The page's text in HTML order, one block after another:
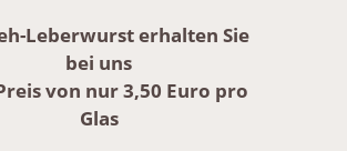
Leberwurst erhalten Sie
bei uns
von nur 3,50 Euro pro
Glas